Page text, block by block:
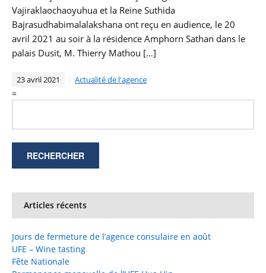
Vajiraklaochaoyuhua et la Reine Suthida
Bajrasudhabimalalakshana ont reçu en audience, le 20
avril 2021 au soir à la résidence Amphorn Sathan dans le
palais Dusit, M. Thierry Mathou […]
23 avril 2021 Actualité de l'agence
=
Articles récents
Jours de fermeture de l’agence consulaire en août
UFE – Wine tasting
Fête Nationale